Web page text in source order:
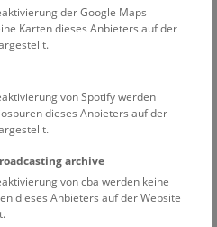
der Google Maps
Karten dieses Anbieters auf der
von Spotify werden
dieses Anbieters auf der
archive
von cba werden keine
dieses Anbieters auf der Website